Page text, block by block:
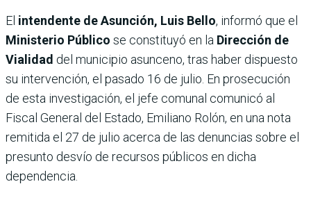
El intendente de Asunción, Luis Bello, informó que el
Ministerio Público se constituyó en la Dirección de
Vialidad del municipio asunceno, tras haber dispuesto
su intervención, el pasado 16 de julio. En prosecución
de esta investigación, el jefe comunal comunicó al
Fiscal General del Estado, Emiliano Rolón, en una nota
remitida el 27 de julio acerca de las denuncias sobre el
presunto desvío de recursos públicos en dicha
dependencia.